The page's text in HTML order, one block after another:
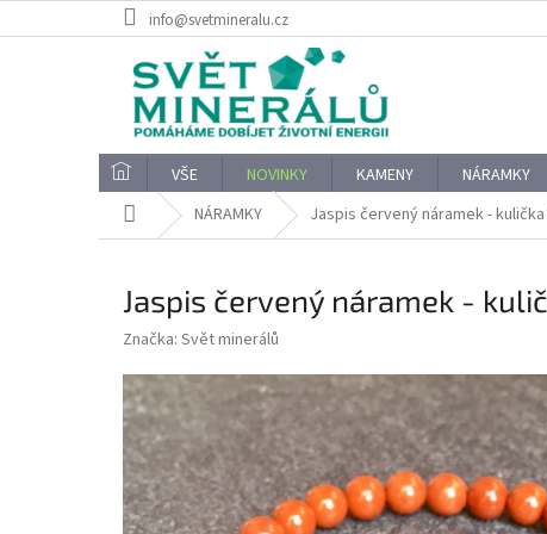
na
info@svetmineralu.cz
VŠE NOVINKY KAMENY NÁRAMKY
Domů NÁRAMKY Jaspis červený náramek - kulička
Jaspis červený náramek -
Značka: Svět minerálů